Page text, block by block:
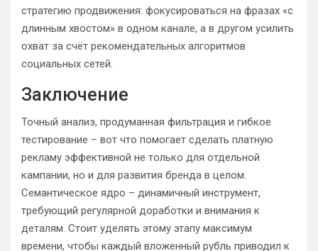
стратегию продвижения: фокусироваться на фразах «с
длинным хвостом» в одном канале, а в другом усилить
охват за счёт рекомендательных алгоритмов
социальных сетей.
Заключение
Точный анализ, продуманная фильтрация и гибкое
тестирование – вот что помогает сделать платную
рекламу эффективной не только для отдельной
кампании, но и для развития бренда в целом.
Семантическое ядро – динамичный инструмент,
требующий регулярной доработки и внимания к
деталям. Стоит уделять этому этапу максимум
времени, чтобы каждый вложенный рубль приводил к